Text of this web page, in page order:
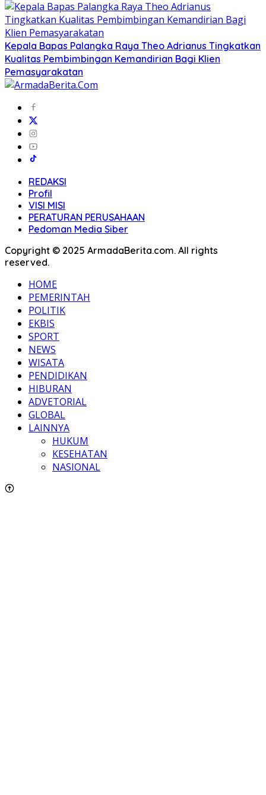
Kepala Bapas Palangka Raya Theo Adrianus Tingkatkan
Kualitas Pembimbingan Kemandirian Bagi Klien
Pemasyarakatan
REDAKSI
Profil
VISI MISI
PERATURAN PERUSAHAAN
Pedoman Media Siber
Copyright © 2025 ArmadaBerita.com. All rights
reserved.
HOME
PEMERINTAH
POLITIK
EKBIS
SPORT
NEWS
WISATA
PENDIDIKAN
HIBURAN
ADVETORIAL
GLOBAL
LAINNYA
HUKUM
KESEHATAN
NASIONAL